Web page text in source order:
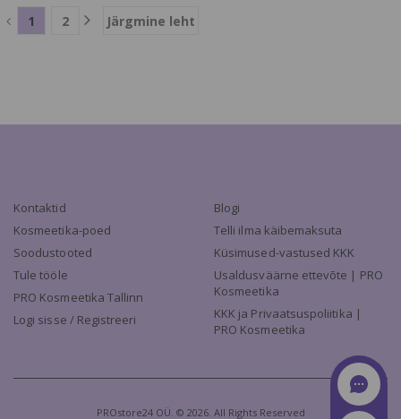
1 2 Järgmine leht
Kontaktid
Kosmeetika-poed
Soodustooted
Tule tööle
PRO Kosmeetika Tallinn
Logi sisse / Registreeri
Blogi
Telli ilma käibemaksuta
Küsimused-vastused KKK
Usaldusväärne ettevõte | PRO
Kosmeetika
KKK ja Privaatsuspoliitika |
PRO Kosmeetika
PROstore24 OÜ. © 2026. All Rights Reserved